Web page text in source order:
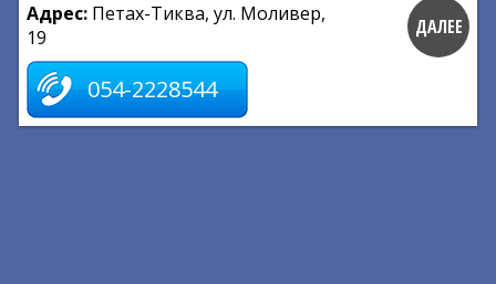
Адрес: Петах-Тиква, ул. Моливер,
19
054-2228544
ДАЛЕЕ